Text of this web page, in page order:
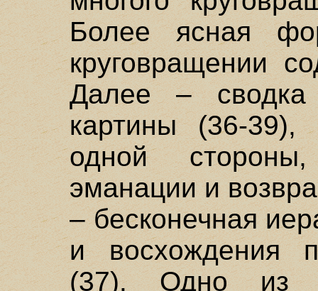
Более ясная
круговращении
Далее – сводка
картины (36-39),
одной
эманации и
– бесконечная
и восхождения
(37). Одно из